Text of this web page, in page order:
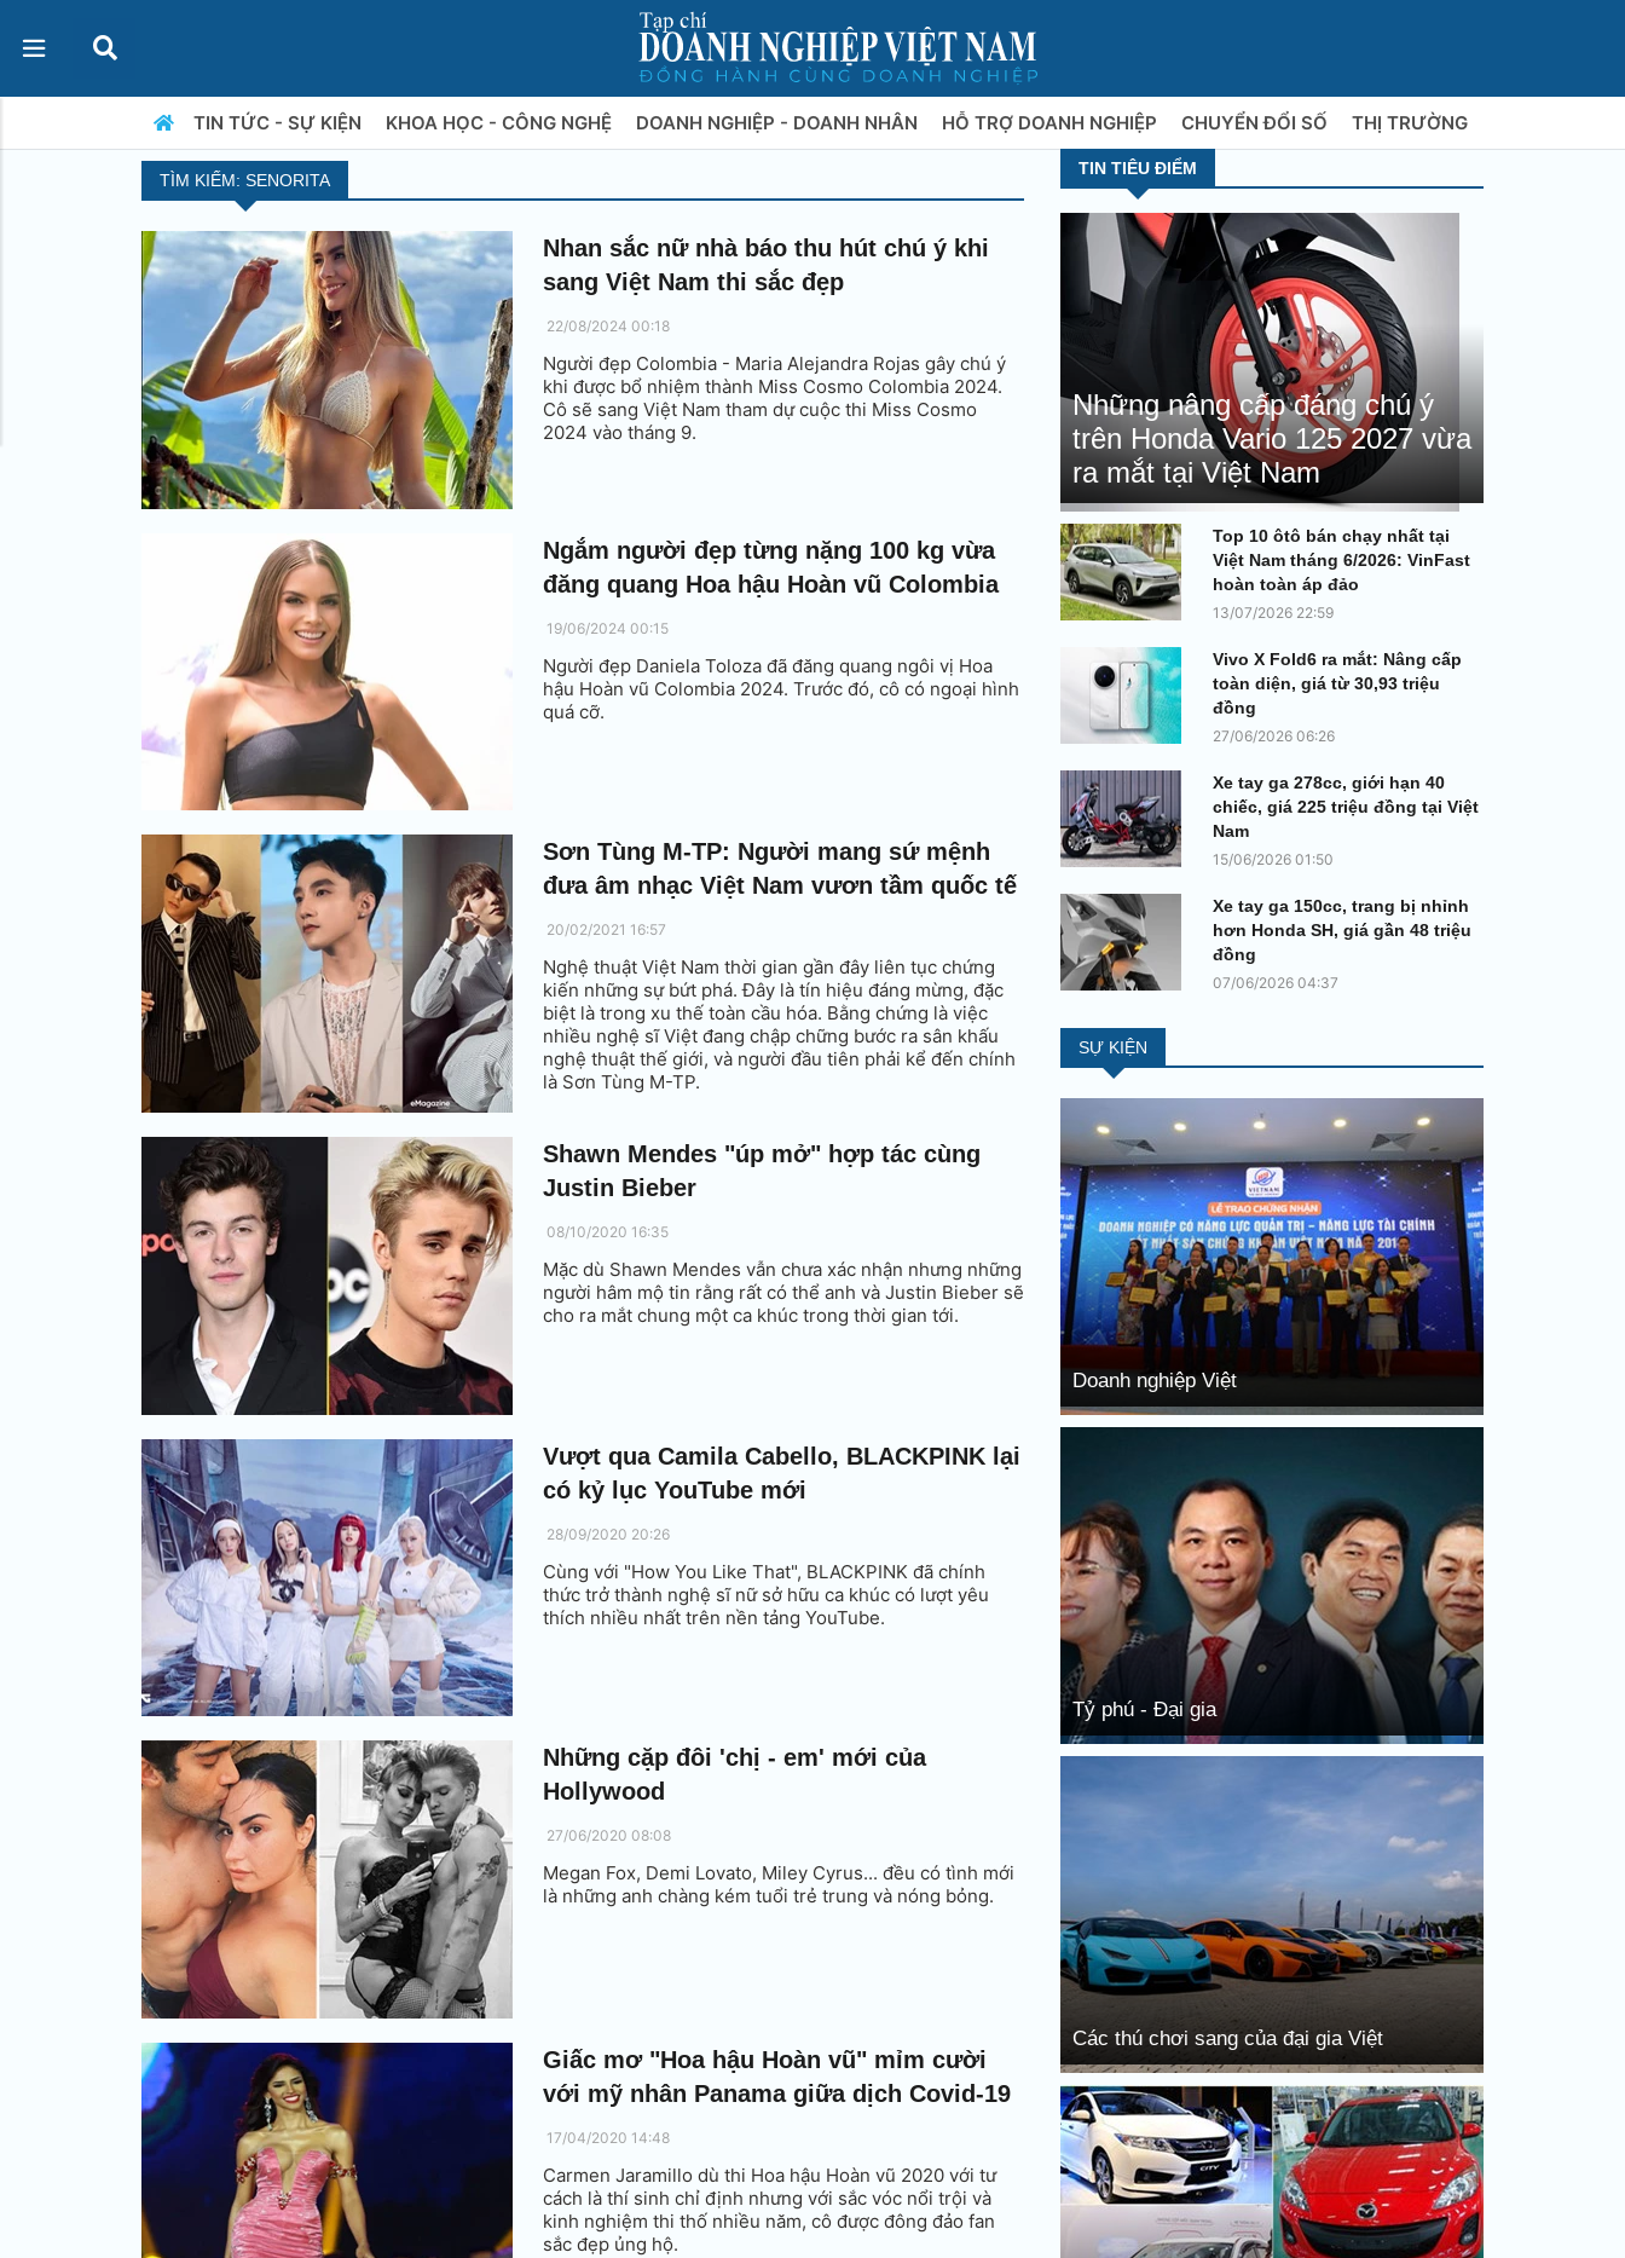
TIN TỨC - SỰ KIỆN KHOA HỌC - CÔNG NGHỆ DOANH NGHIỆP - DOANH NHÂN HỖ TRỢ DOANH NGHIỆP CHUYỂN ĐỔI SỐ THỊ TRƯỜNG
TÌM KIẾM: SENORITA
Nhan sắc nữ nhà báo thu hút chú ý khi
sang Việt Nam thi sắc đẹp
22/08/2024 00:18
Người đẹp Colombia - Maria Alejandra Rojas gây chú ý
khi được bổ nhiệm thành Miss Cosmo Colombia 2024.
Cô sẽ sang Việt Nam tham dự cuộc thi Miss Cosmo
2024 vào tháng 9.
Ngắm người đẹp từng nặng 100 kg vừa
đăng quang Hoa hậu Hoàn vũ Colombia
19/06/2024 00:15
Người đẹp Daniela Toloza đã đăng quang ngôi vị Hoa
hậu Hoàn vũ Colombia 2024. Trước đó, cô có ngoại hình
quá cỡ.
Sơn Tùng M-TP: Người mang sứ mệnh
đưa âm nhạc Việt Nam vươn tầm quốc tế
20/02/2021 16:57
Nghệ thuật Việt Nam thời gian gần đây liên tục chứng
kiến những sự bứt phá. Đây là tín hiệu đáng mừng, đặc
biệt là trong xu thế toàn cầu hóa. Bằng chứng là việc
nhiều nghệ sĩ Việt đang chập chững bước ra sân khấu
nghệ thuật thế giới, và người đầu tiên phải kể đến chính
là Sơn Tùng M-TP.
Shawn Mendes "úp mở" hợp tác cùng
Justin Bieber
08/10/2020 16:35
Mặc dù Shawn Mendes vẫn chưa xác nhận nhưng những
người hâm mộ tin rằng rất có thể anh và Justin Bieber sẽ
cho ra mắt chung một ca khúc trong thời gian tới.
Vượt qua Camila Cabello, BLACKPINK lại
có kỷ lục YouTube mới
28/09/2020 20:26
Cùng với "How You Like That", BLACKPINK đã chính
thức trở thành nghệ sĩ nữ sở hữu ca khúc có lượt yêu
thích nhiều nhất trên nền tảng YouTube.
Những cặp đôi 'chị - em' mới của
Hollywood
27/06/2020 08:08
Megan Fox, Demi Lovato, Miley Cyrus... đều có tình mới
là những anh chàng kém tuổi trẻ trung và nóng bỏng.
Giấc mơ "Hoa hậu Hoàn vũ" mỉm cười
với mỹ nhân Panama giữa dịch Covid-19
17/04/2020 14:48
Carmen Jaramillo dù thi Hoa hậu Hoàn vũ 2020 với tư
cách là thí sinh chỉ định nhưng với sắc vóc nổi trội và
kinh nghiệm thi thố nhiều năm, cô được đông đảo fan
sắc đẹp ủng hộ.
TIN TIÊU ĐIỂM
Những nâng cấp đáng chú ý
trên Honda Vario 125 2027 vừa
ra mắt tại Việt Nam
Top 10 ôtô bán chạy nhất tại
Việt Nam tháng 6/2026: VinFast
hoàn toàn áp đảo
13/07/2026 22:59
Vivo X Fold6 ra mắt: Nâng cấp
toàn diện, giá từ 30,93 triệu
đồng
27/06/2026 06:26
Xe tay ga 278cc, giới hạn 40
chiếc, giá 225 triệu đồng tại Việt
Nam
15/06/2026 01:50
Xe tay ga 150cc, trang bị nhỉnh
hơn Honda SH, giá gần 48 triệu
đồng
07/06/2026 04:37
SỰ KIỆN
Doanh nghiệp Việt
Tỷ phú - Đại gia
Các thú chơi sang của đại gia Việt